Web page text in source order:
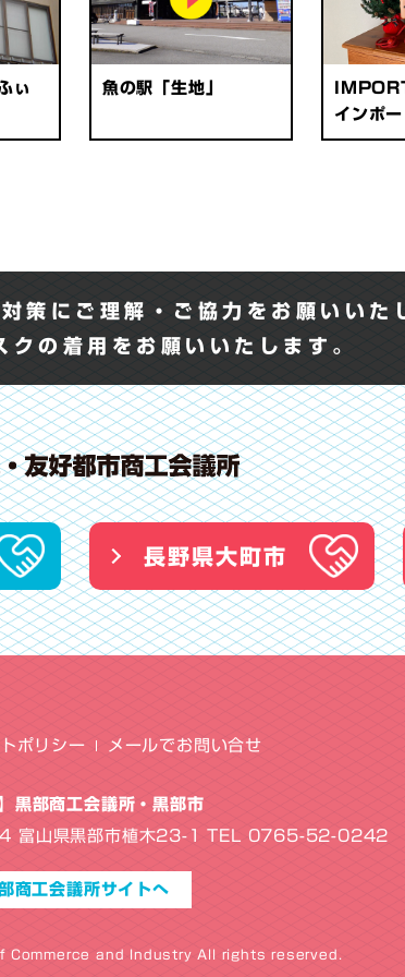
ぃ
魚の駅「生地」
インポ
策にご理解・ご協力をお願いいた
クの着用をお願いいたします。
長野県大町市
ポリシー メールでお問い合せ
】黒部商工会議所・黒部市
富山県黒部市植木23-1 TEL 0765-52-0242
商工会議所サイトへ
Commerce and Industry All rights reserved.